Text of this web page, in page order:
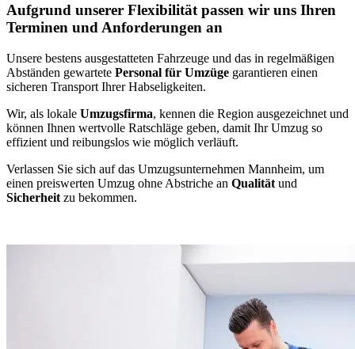
Aufgrund unserer Flexibilität passen wir uns Ihren
Terminen und Anforderungen an
Unsere bestens ausgestatteten Fahrzeuge und das in regelmäßigen
Abständen gewartete Personal für Umzüge garantieren einen
sicheren Transport Ihrer Habseligkeiten.
Wir, als lokale Umzugsfirma, kennen die Region ausgezeichnet und
können Ihnen wertvolle Ratschläge geben, damit Ihr Umzug so
effizient und reibungslos wie möglich verläuft.
Verlassen Sie sich auf das Umzugsunternehmen Mannheim, um
einen preiswerten Umzug ohne Abstriche an Qualität und
Sicherheit zu bekommen.